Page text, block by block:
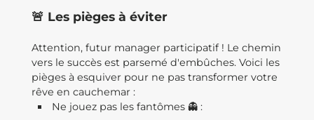
🚨 Les pièges à éviter
Attention, futur manager participatif ! Le chemin
vers le succès est parsemé d'embûches. Voici les
pièges à esquiver pour ne pas transformer votre
rêve en cauchemar :
Ne jouez pas les fantômes 👻 :